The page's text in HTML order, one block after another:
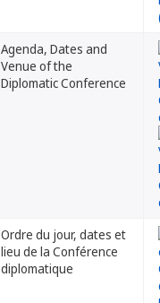
Agenda, Dates and
Venue of the
Diplomatic Conference
Ordre du jour, dates et
lieu de la Conférence
diplomatique